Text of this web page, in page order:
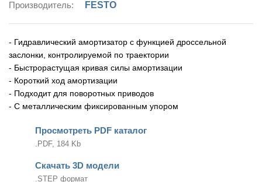
Производитель: FESTO
- Гидравлический амортизатор с функцией дроссельной
заслонки, контролируемой по траектории
- Быстрорастущая кривая силы амортизации
- Короткий ход амортизации
- Подходит для поворотных приводов
- С металлическим фиксированным упором
Просмотреть PDF каталог
.PDF, 184 Kb
Скачать 3D модели
.STEP формат